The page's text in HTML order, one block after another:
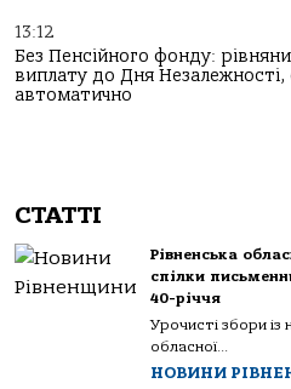
13:12
Без Пенсійного фонду:
виплату до Дня Незалежності,
автоматично
СТАТТІ
Рівненська
спілки
40-річчя
Урочисті збори із
обласної...
НОВИНИ